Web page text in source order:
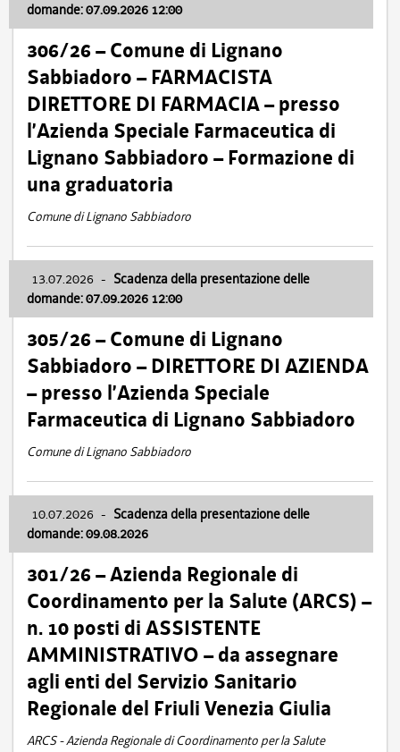
domande: 07.09.2026 12:00
306/26 – Comune di Lignano
Sabbiadoro – FARMACISTA
DIRETTORE DI FARMACIA – presso
l’Azienda Speciale Farmaceutica di
Lignano Sabbiadoro – Formazione di
una graduatoria
Comune di Lignano Sabbiadoro
13.07.2026 - Scadenza della presentazione delle
domande: 07.09.2026 12:00
305/26 – Comune di Lignano
Sabbiadoro – DIRETTORE DI AZIENDA
– presso l’Azienda Speciale
Farmaceutica di Lignano Sabbiadoro
Comune di Lignano Sabbiadoro
10.07.2026 - Scadenza della presentazione delle
domande: 09.08.2026
301/26 – Azienda Regionale di
Coordinamento per la Salute (ARCS) –
n. 10 posti di ASSISTENTE
AMMINISTRATIVO – da assegnare
agli enti del Servizio Sanitario
Regionale del Friuli Venezia Giulia
ARCS - Azienda Regionale di Coordinamento per la Salute